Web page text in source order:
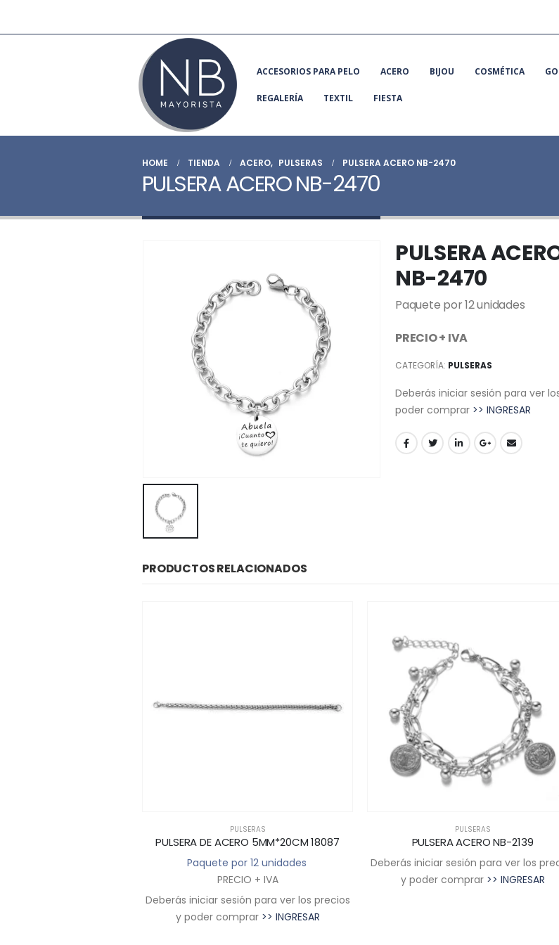
ACCESORIOS PARA PELO ACERO BIJOU COSMÉTICA
REGALERÍA TEXTIL FIESTA
HOME TIENDA ACERO, PULSERAS PULSERA ACERO NB-2470
PULSERA ACERO NB-2470
PULSERA
NB-2470
Paquete por 12 unidades
PRECIO + IVA
CATEGORÍA: PULSERAS
Deberás iniciar sesión para ver
poder comprar >> INGRESAR
PRODUCTOS RELACIONADOS
PULSERAS
PULSERA DE ACERO 5MM*20CM 18087
Paquete por 12 unidades
PRECIO + IVA
Deberás iniciar sesión para ver los precios
y poder comprar >> INGRESAR
PULSERAS
PULSERA ACERO NB-2139
Deberás iniciar sesión para ver los
y poder comprar >> INGRESAR